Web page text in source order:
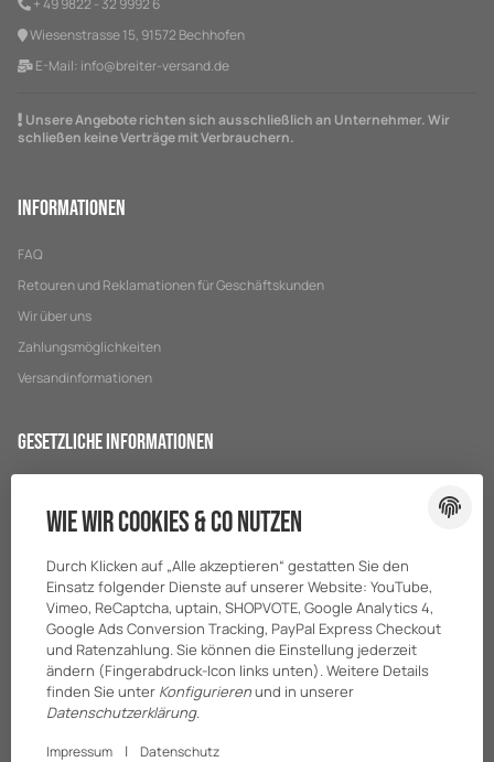
+ 49 9822 - 32 9992 6
Wiesenstrasse 15, 91572 Bechhofen
E-Mail: info@breiter-versand.de
Unsere Angebote richten sich ausschließlich an Unternehmer. Wir
schließen keine Verträge mit Verbrauchern.
Informationen
FAQ
Retouren und Reklamationen für Geschäftskunden
Wir über uns
Zahlungsmöglichkeiten
Versandinformationen
Gesetzliche Informationen
Impressum
Batteriegesetzhinweise
Wie wir Cookies & Co nutzen
Durch Klicken auf „Alle akzeptieren“ gestatten Sie den
Einsatz folgender Dienste auf unserer Website: YouTube,
Vimeo, ReCaptcha, uptain, SHOPVOTE, Google Analytics 4,
Google Ads Conversion Tracking, PayPal Express Checkout
und Ratenzahlung. Sie können die Einstellung jederzeit
ändern (Fingerabdruck-Icon links unten). Weitere Details
finden Sie unter Konfigurierenund in unserer
Datenschutzerklärung.
Impressum | Datenschutz